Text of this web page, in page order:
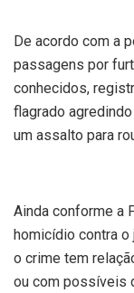
De acordo com a
passagens por
conhecidos,
flagrado agredindo
um assalto para
Ainda conforme a
homicídio contra o
o crime tem
ou com possíveis